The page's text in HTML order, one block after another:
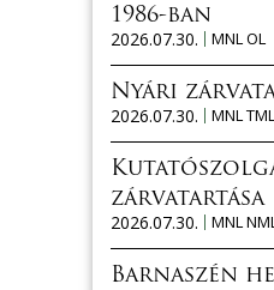
1986-ban
2026.07.30.
MNL OL
Nyári
2026.07.30.
MNL TML
zárvatartása
2026.07.30.
MNL NML
Barnaszén